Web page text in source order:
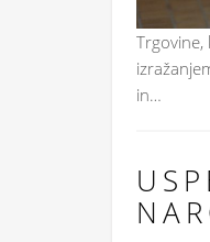
Trgovine,
in…